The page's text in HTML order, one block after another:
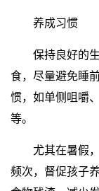
养成习惯
保持良好的生
食，尽量避免睡
惯，如单侧咀嚼
等。
尤其在暑假，
频次，督促孩子